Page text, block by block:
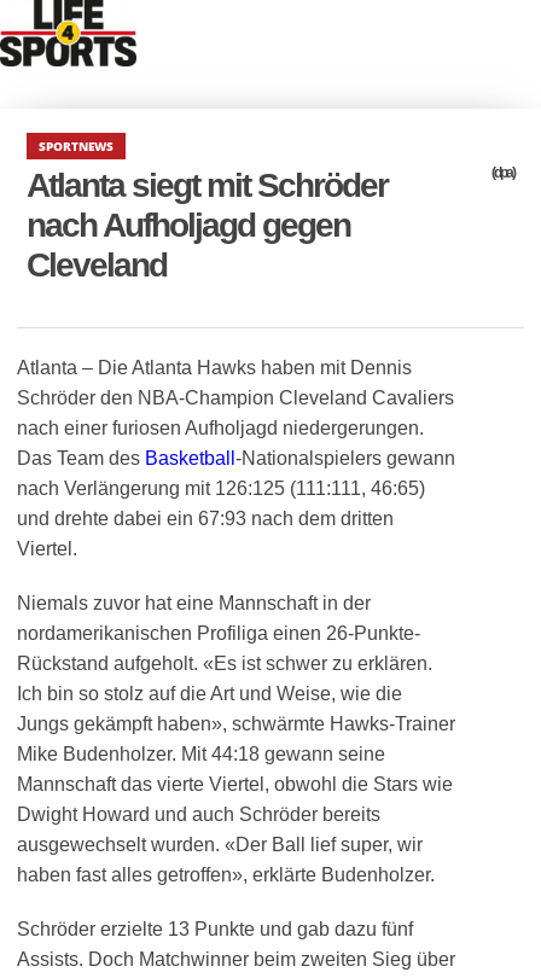
SPORTNEWS
Atlanta siegt mit Schröder
nach Aufholjagd gegen
Cleveland
(dpa)
Atlanta – Die Atlanta Hawks haben mit Dennis
Schröder den NBA-Champion Cleveland Cavaliers
nach einer furiosen Aufholjagd niedergerungen.
Das Team des Basketball -Nationalspielers gewann
nach Verlängerung mit 126:125 (111:111, 46:65)
und drehte dabei ein 67:93 nach dem dritten
Viertel.
Niemals zuvor hat eine Mannschaft in der
nordamerikanischen Profiliga einen 26-Punkte-
Rückstand aufgeholt. «Es ist schwer zu erklären.
Ich bin so stolz auf die Art und Weise, wie die
Jungs gekämpft haben», schwärmte Hawks-Trainer
Mike Budenholzer. Mit 44:18 gewann seine
Mannschaft das vierte Viertel, obwohl die Stars wie
Dwight Howard und auch Schröder bereits
ausgewechselt wurden. «Der Ball lief super, wir
haben fast alles getroffen», erklärte Budenholzer.
Schröder erzielte 13 Punkte und gab dazu fünf
Assists. Doch Matchwinner beim zweiten Sieg über